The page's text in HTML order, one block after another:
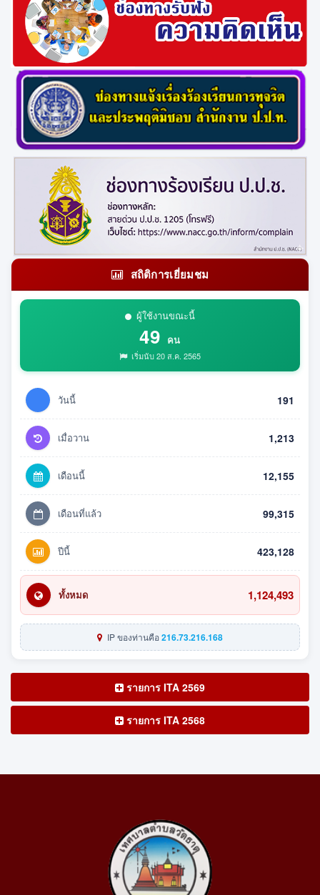
สถิติการเยี่ยมชม
ผู้ใช้งานขณะนี้
49 คน
เริ่มนับ 20 ส.ค. 2565
วันนี้ 191
เมื่อวาน 1,213
เดือนนี้ 12,155
เดือนที่แล้ว 99,315
ปีนี้ 423,128
ทั้งหมด 1,124,493
IP ของท่านคือ216.73.216.168
รายการ ITA 2569
รายการ ITA 2568